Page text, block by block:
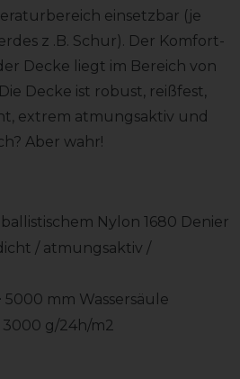
einsetzbar (je
z .B. Schur). Der Komfort-
Decke liegt im Bereich von
Die Decke ist robust, reißfest,
extrem atmungsaktiv und
Aber wahr!
Nylon 1680 Denier
/ atmungsaktiv /
5000 mm Wassersäule
g/24h/m2